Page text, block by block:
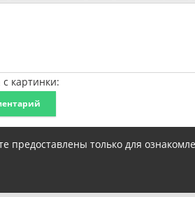
картинки:
предоставлены только для